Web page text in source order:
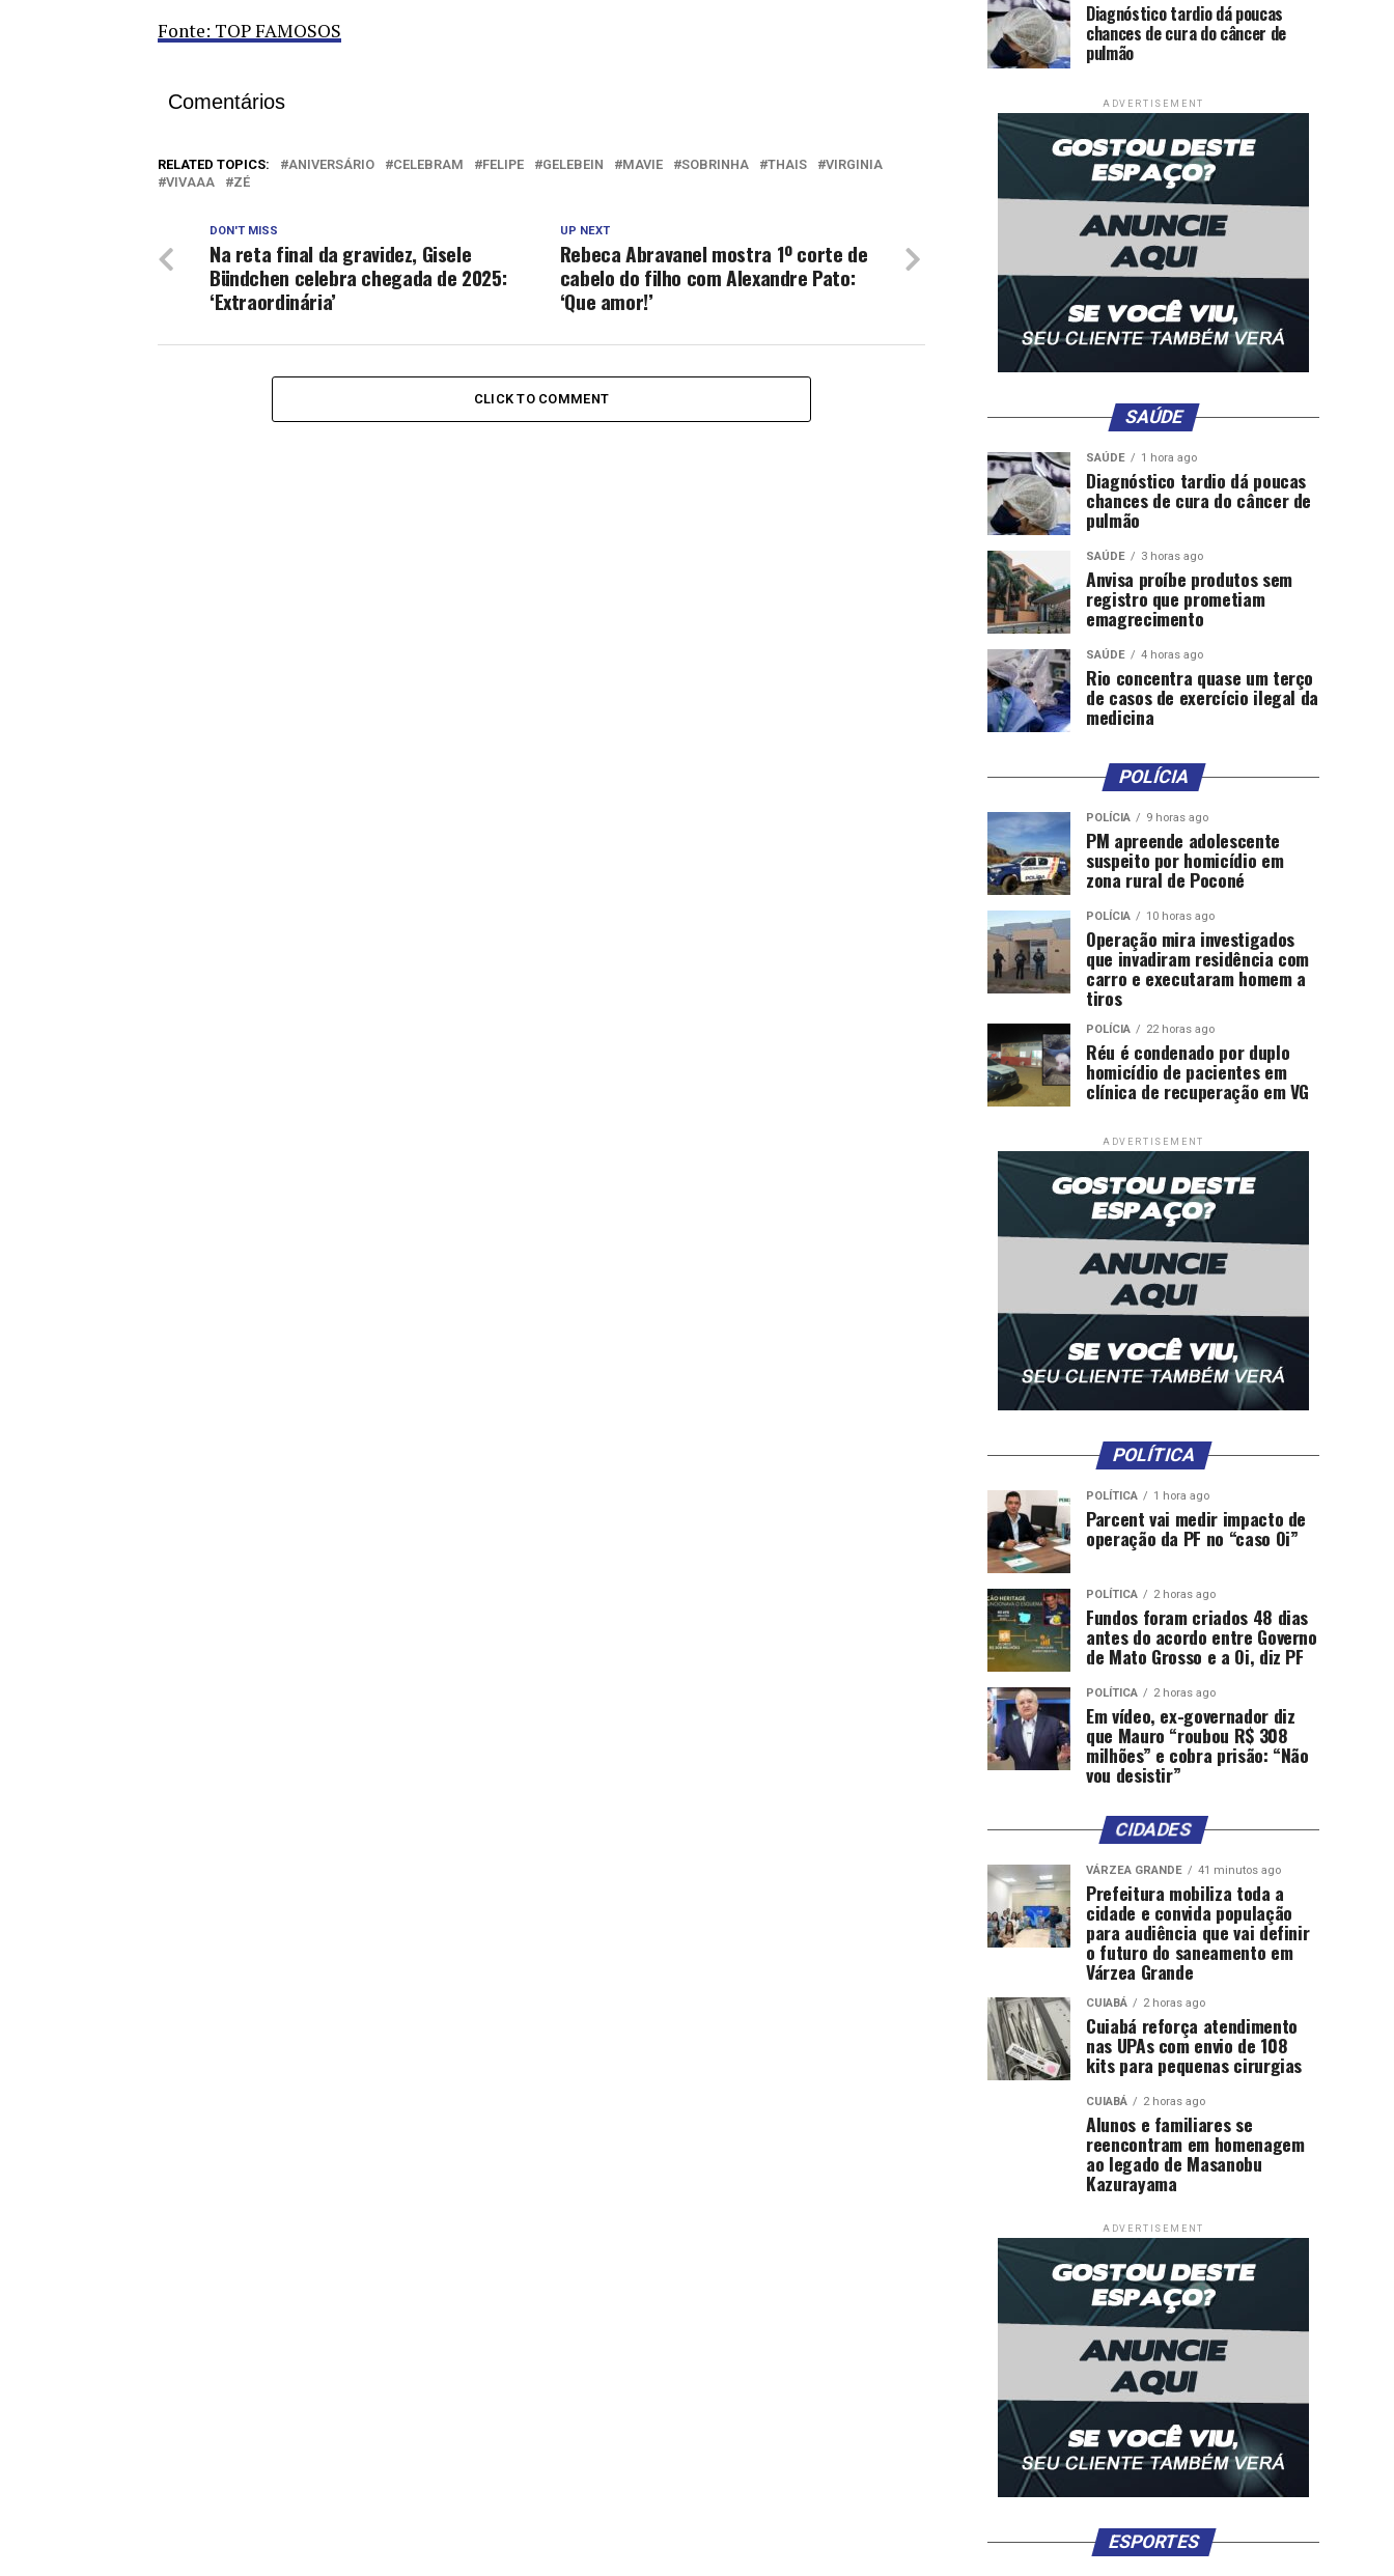
Fonte: TOP FAMOSOS
Comentários
RELATED TOPICS: ANIVERSÁRIO CELEBRAM FELIPE GELEBEIN MAVIE SOBRINHA THAIS
VIRGINIA
VIVAAA
ZÉ
UP NEXT
Rebeca Abravanel mostra 1º corte de
cabelo do filho com Alexandre Pato:
‘Que amor!’
DON'T MISS
Na reta final da gravidez, Gisele
Bündchen celebra chegada de 2025:
‘Extraordinária’
CLICK TO COMMENT
Diagnóstico tardio dá poucas
chances de cura do câncer de
pulmão
ADVERTISEMENT
SAÚDE
SAÚDE 1 hora ago
Diagnóstico tardio dá poucas
chances de cura do câncer de
pulmão
SAÚDE 3 horas ago
Anvisa proíbe produtos sem
registro que prometiam
emagrecimento
SAÚDE 4 horas ago
Rio concentra quase um terço
de casos de exercício ilegal da
medicina
POLÍCIA
POLÍCIA 9 horas ago
PM apreende adolescente
suspeito por homicídio em
zona rural de Poconé
POLÍCIA 10 horas ago
Operação mira investigados
que invadiram residência com
carro e executaram homem a
tiros
POLÍCIA 22 horas ago
Réu é condenado por duplo
homicídio de pacientes em
clínica de recuperação em VG
ADVERTISEMENT
POLÍTICA
POLÍTICA 1 hora ago
Parcent vai medir impacto de
operação da PF no “caso Oi”
POLÍTICA 2 horas ago
Fundos foram criados 48 dias
antes do acordo entre Governo
de Mato Grosso e a Oi, diz PF
POLÍTICA 2 horas ago
Em vídeo, ex-governador diz
que Mauro “roubou R$ 308
milhões” e cobra prisão: “Não
vou desistir”
CIDADES
VÁRZEA GRANDE 41 minutos ago
Prefeitura mobiliza toda a
cidade e convida população
para audiência que vai definir
o futuro do saneamento em
Várzea Grande
CUIABÁ 2 horas ago
Cuiabá reforça atendimento
nas UPAs com envio de 108
kits para pequenas cirurgias
CUIABÁ 2 horas ago
Alunos e familiares se
reencontram em homenagem
ao legado de Masanobu
Kazurayama
ADVERTISEMENT
ESPORTES